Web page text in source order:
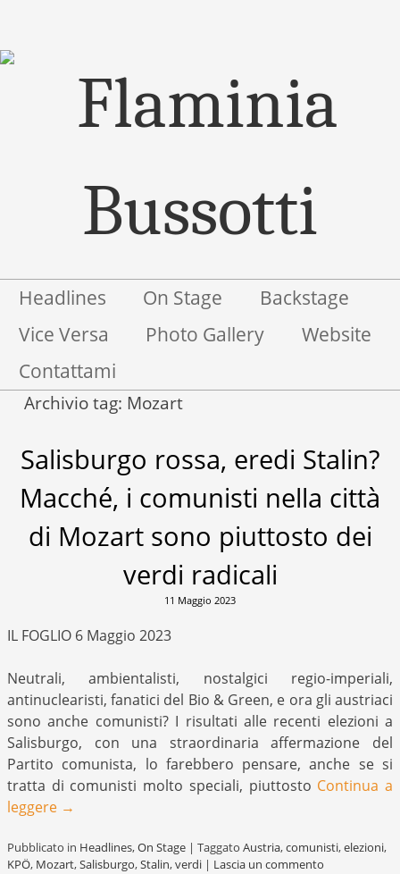
Menu
Salta il contenuto
Headlines On Stage
Backstage
Vice Versa
Photo Gallery
Website
Contattami
Archivio tag: Mozart
Salisburgo rossa, eredi Stalin?
Macché, i comunisti nella città
di Mozart sono piuttosto dei
verdi radicali
11 Maggio 2023
IL FOGLIO 6 Maggio 2023
Neutrali, ambientalisti, nostalgici regio-imperiali,
antinuclearisti, fanatici del Bio & Green, e ora gli austriaci
sono anche comunisti? I risultati alle recenti elezioni a
Salisburgo, con una straordinaria affermazione del
Partito comunista, lo farebbero pensare, anche se si
tratta di comunisti molto speciali, piuttosto Continua a
leggere →
Pubblicato in Headlines,On Stage | Taggato Austria,comunisti,elezioni,
KPÖ, Mozart,Salisburgo,Stalin,verdi | Lascia un commento